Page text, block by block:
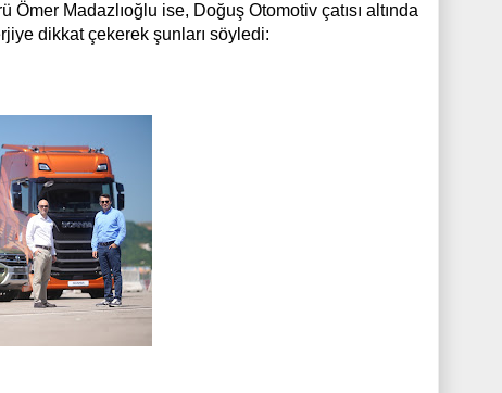
Madazlıoğlu ise, Doğuş Otomotiv çatısı altında
dikkat çekerek şunları söyledi: